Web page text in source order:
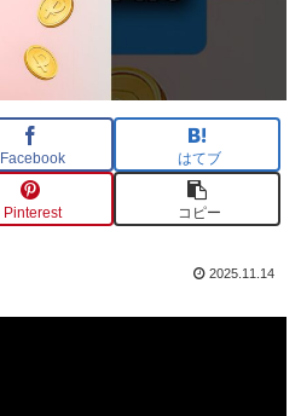
Facebook はてブ
Pinterest コピー
2025.11.14